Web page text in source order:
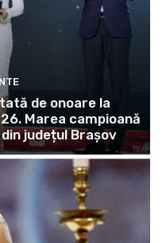
de onoare la
Marea campioană
județul Brașov